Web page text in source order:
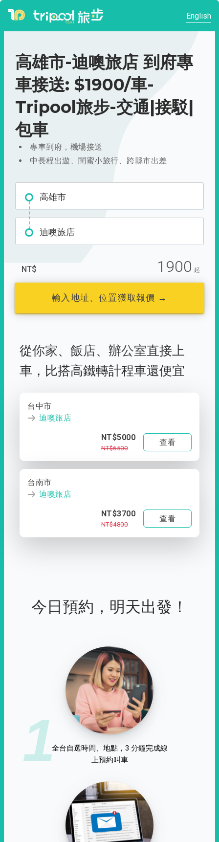
English
高雄市-迪噢旅店 到府專
車接送: $1900/車-
Tripool旅步-交通|接駁|
包車
專車到府，機場接送
中長程出遊、閨蜜小旅行、跨縣市出差
高雄市
迪噢旅店
NT$ 1900 起
輸入地址、位置獲取報價 →
從你家、 飯店、 辦公室直接上
車， 比搭高鐵轉計程車還便宜
台中市
迪噢旅店
NT$5000
NT$6500
查看
台南市
迪噢旅店
NT$3700
NT$4800
查看
今日預約，明天出發！
1全台自選時間、地點，3 分鐘完成線
上預約叫車